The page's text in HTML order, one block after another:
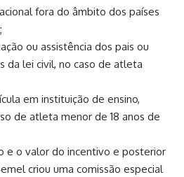
fora do âmbito dos países
ou assistência dos pais ou
da lei civil, no caso de atleta
em instituição de ensino,
de atleta menor de 18 anos de
e o valor do incentivo e posterior
criou uma comissão especial